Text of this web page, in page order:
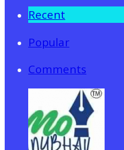
Recent
Popular
Comments